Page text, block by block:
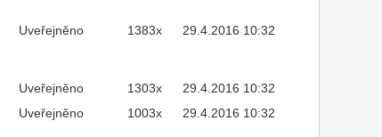
Uveřejněno 1383x 29.4.2016 10:32
Uveřejněno 1303x 29.4.2016 10:32
Uveřejněno 1003x 29.4.2016 10:32